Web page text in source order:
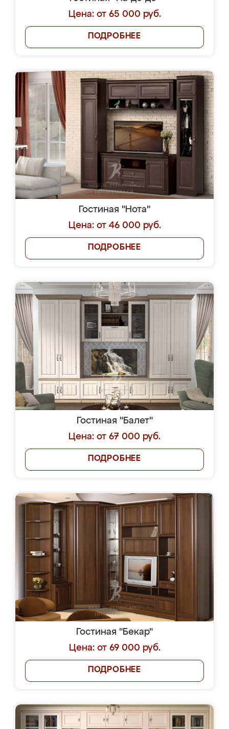
Цена: от 65 000 руб.
ПОДРОБНЕЕ
Гостиная "Нота"
Цена: от 46 000 руб.
ПОДРОБНЕЕ
Гостиная "Балет"
Цена: от 67 000 руб.
ПОДРОБНЕЕ
Гостиная "Бекар"
Цена: от 69 000 руб.
ПОДРОБНЕЕ